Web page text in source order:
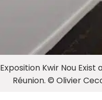
Exposition Kwir Nou Exist
Réunion. © Olivier